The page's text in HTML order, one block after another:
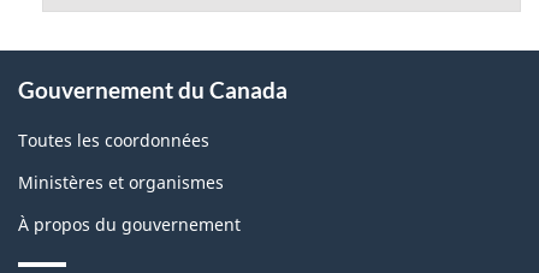
propos
de
ce
Gouvernement du Canada
Toutes les coordonnées
Ministères et organismes
À propos du gouvernement